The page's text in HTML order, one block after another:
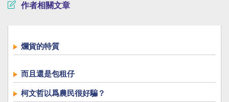
作者相關文章
爛貨的特質
而且還是包租仔
柯文哲以爲農民很好騙？